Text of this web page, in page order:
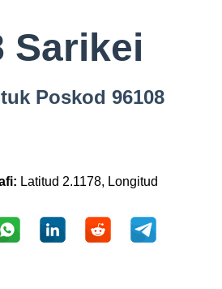
Sarikei
Poskod 96108
Latitud 2.1178, Longitud